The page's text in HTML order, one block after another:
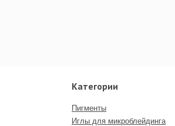
Категории
Пигменты
Иглы для микроблейдинга